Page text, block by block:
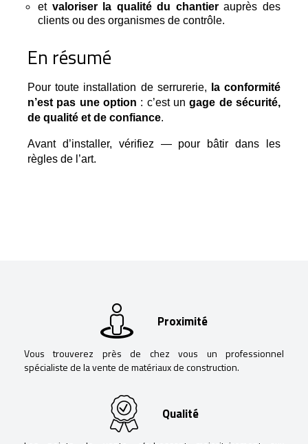
et valoriser la qualité du chantierauprès des
clients ou des organismes de contrôle.
En résumé
Pour toute installation de serrurerie,
la conformité
n’est pas une option : c’est un gage de sécurité,
de qualité et de confiance.
Avant d’installer, vérifiez — pour bâtir dans les
règles de l’art.
Proximité
Vous trouverez près de chez vous un professionnel
spécialiste de la vente de matériaux de construction.
Qualité